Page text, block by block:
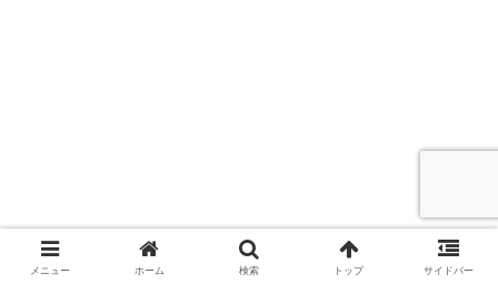
メニュー ホーム 検索 トップ サイドバー